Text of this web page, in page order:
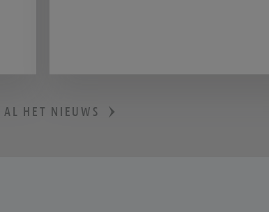
programma RuPaul’s Drag Race en
Maar het is zeker niet nieuw. Al in
AL HET NIEUWS